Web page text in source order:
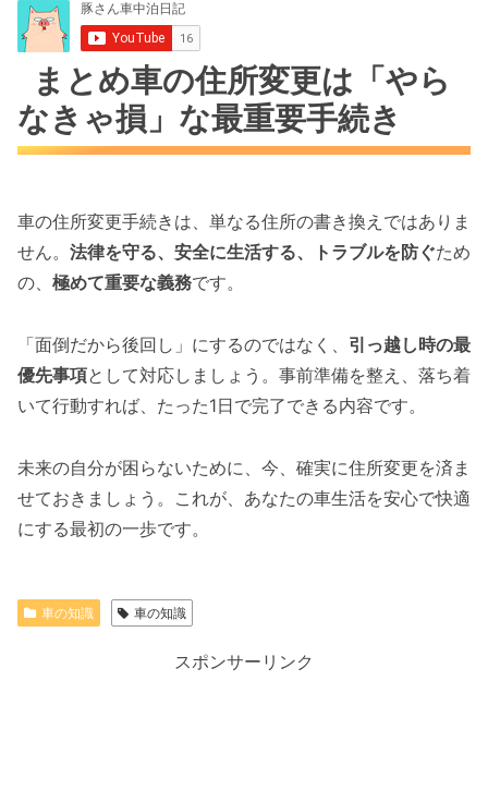
まとめ車の住所変更は「やら
なきゃ損」な最重要手続き
車の住所変更手続きは、単なる住所の書き換えではありま
せん。 法律を守る、安全に生活する、トラブルを防ぐため
の、 極めて重要な義務です。
「面倒だから後回し」にするのではなく、 引っ越し時の最
優先事項として対応しましょう。事前準備を整え、落ち着
いて行動すれば、たった1日で完了できる内容です。
未来の自分が困らないために、今、確実に住所変更を済ま
せておきましょう。これが、あなたの車生活を安心で快適
にする最初の一歩です。
車の知識 車の知識
スポンサーリンク